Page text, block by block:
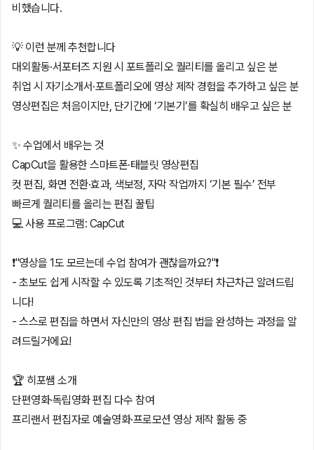
비했습니다.
💡 이런 분께 추천합니다
대외활동·서포터즈 지원 시 포트폴리오 퀄리티를 올리고 싶은 분
취업 시 자기소개서·포트폴리오에 영상 제작 경험을 추가하고 싶은 분
영상편집은 처음이지만, 단기간에 ‘기본기’를 확실히 배우고 싶은 분
✨ 수업에서 배우는 것
CapCut을 활용한 스마트폰·태블릿 영상편집
컷 편집, 화면 전환·효과, 색보정, 자막 작업까지 ‘기본 필수’ 전부
빠르게 퀄리티를 올리는 편집 꿀팁
💻 사용 프로그램: CapCut
❗️"영상을 1도 모르는데 수업 참여가 괜찮을까요?"❗️
- 초보도 쉽게 시작할 수 있도록 기초적인 것부터 차근차근 알려드립
니다!
- 스스로 편집을 하면서 자신만의 영상 편집 법을 완성하는 과정을 알
려드릴거에요!
🏆 히포쌤 소개
단편영화·독립영화 편집 다수 참여
프리랜서 편집자로 예술영화·프로모션 영상 제작 활동 중